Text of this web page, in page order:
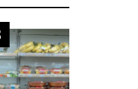
ないシリア
から大量の
がん性物質
リホサート
が検出！